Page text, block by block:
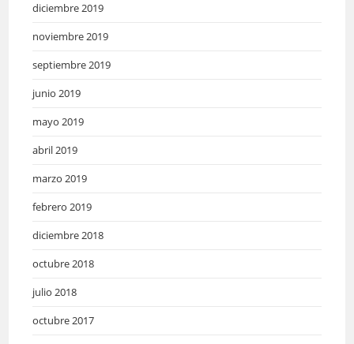
diciembre 2019
noviembre 2019
septiembre 2019
junio 2019
mayo 2019
abril 2019
marzo 2019
febrero 2019
diciembre 2018
octubre 2018
julio 2018
octubre 2017